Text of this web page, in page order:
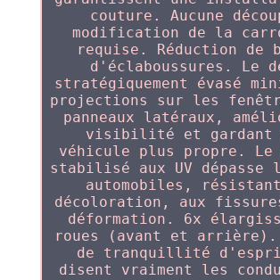
couture. Aucune
modification de la
requise. Réduction de
d'éclaboussures. Le
stratégiquement évasé
projections sur les
panneaux latéraux,
visibilité et gardant
véhicule plus propre. Le
stabilisé aux UV dépasse
automobiles,
décoloration, aux
déformation. 6x
roues (avant et arrière).
de tranquillité
disent vraiment les